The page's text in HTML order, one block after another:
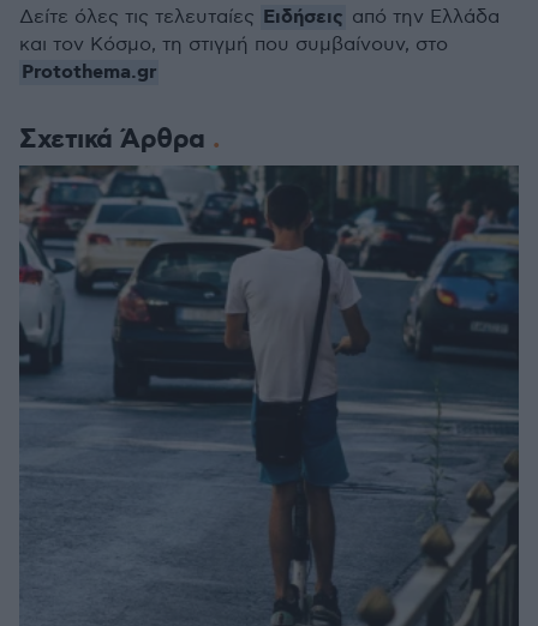
Σχετικά Άρθρα
Δείτε όλες τις τελευταίες Ειδήσεις από την Ελλάδα
και τον Κόσμο, τη στιγμή που συμβαίνουν, στο
Protothema.gr